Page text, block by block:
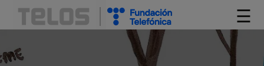
☰